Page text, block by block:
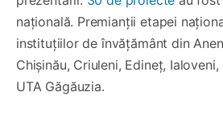
națională. Premianții etapei
instituțiilor de învățământ din
Chișinău, Criuleni, Edineț,
UTA Găgăuzia.